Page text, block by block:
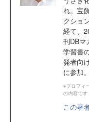
れ。宝
クショ
経て、
刊DBマ
学習書
発者向
に参加
※プロフィ
の内容です
この著